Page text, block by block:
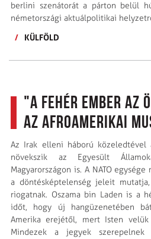
berlini szenátorát a párton belül
németországi aktuálpolitikai
/
KÜLFÖLD
"A fehér ember az
az afroamerikai
Az Irak elleni háború közeledtével
növekszik az Egyesült
Magyarországon is. A NATO
a döntésképtelenség jeleit
riogatnak. Oszama bin Laden is a
időt, hogy új hangüzenetében
Amerika erejétől, mert Isten
Mindezek a jegyek szerepelnek